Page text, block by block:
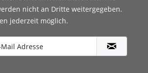
nicht an Dritte weitergegeben.
jederzeit möglich.